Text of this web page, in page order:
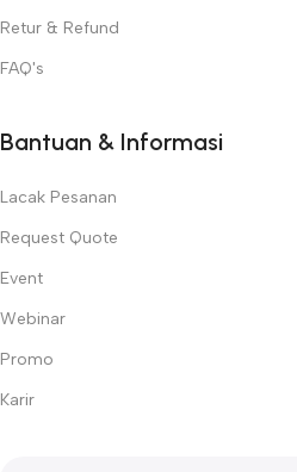
Retur & Refund
FAQ's
Bantuan & Informasi
Lacak Pesanan
Request Quote
Event
Webinar
Promo
Karir